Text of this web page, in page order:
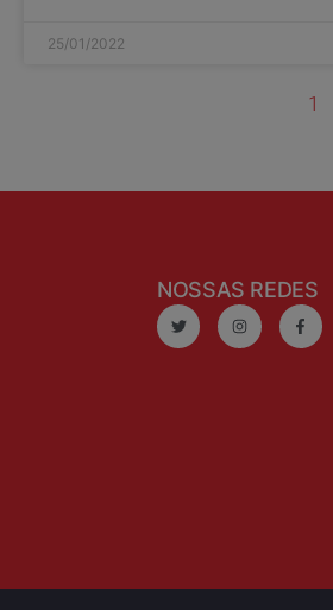
25/01/2022
1
NOSSAS REDES